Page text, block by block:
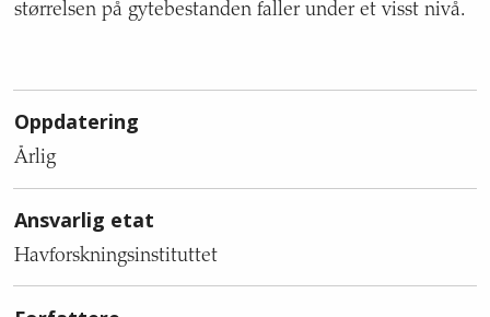
størrelsen på gytebestanden faller under et visst nivå.
Oppdatering
Årlig
Ansvarlig etat
Havforskningsinstituttet